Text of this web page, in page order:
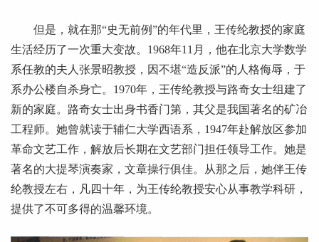
但是，就在那“史无前例”的年代里，王传纶教授的家庭
生活经历了一次重大变故。1968年11月，他在北京大学数学
系任教的夫人张景昭教授，因不堪“造反派”的人格侮辱，于
系办公楼自杀身亡。1970年，王传纶教授与路奇女士组建了
新的家庭。路奇女士出身书香门第，其父是我国著名的矿冶
工程师。她曾就读于辅仁大学西语系，1947年赴解放区参加
革命文艺工作，解放后长期在文艺部门担任领导工作。她是
著名的大提琴演奏家，文章操行俱佳。从那之后，她伴王传
纶教授左右，凡四十年，为王传纶教授安心从事教学科研，
提供了不可多得的温馨环境。